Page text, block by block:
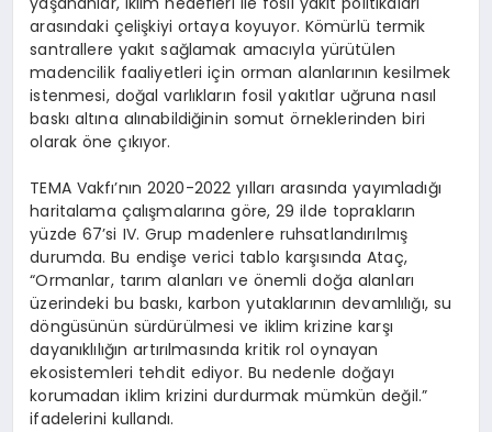
arasındaki çelişkiyi ortaya koyuyor. Kömürlü termik
santrallere yakıt sağlamak amacıyla yürütülen
madencilik faaliyetleri için orman alanlarının kesilmek
istenmesi, doğal varlıkların fosil yakıtlar uğruna nasıl
baskı altına alınabildiğinin somut örneklerinden biri
olarak öne çıkıyor.
TEMA Vakfı’nın 2020-2022 yılları arasında yayımladığı
haritalama çalışmalarına göre, 29 ilde toprakların
yüzde 67’si IV. Grup madenlere ruhsatlandırılmış
durumda. Bu endişe verici tablo karşısında Ataç,
“Ormanlar, tarım alanları ve önemli doğa alanları
üzerindeki bu baskı, karbon yutaklarının devamlılığı, su
döngüsünün sürdürülmesi ve iklim krizine karşı
dayanıklılığın artırılmasında kritik rol oynayan
ekosistemleri tehdit ediyor. Bu nedenle doğayı
korumadan iklim krizini durdurmak mümkün değil.”
ifadelerini kullandı.